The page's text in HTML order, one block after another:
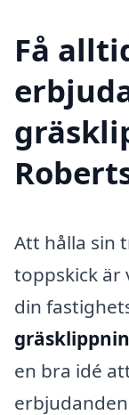
Få
Att hålla sin
toppskick är
din
en bra idé